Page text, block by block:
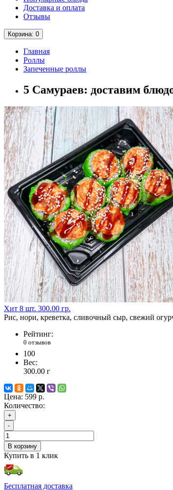
Доставка и оплата
Отзывы
Корзина: 0
Главная
Роллы
Запеченные роллы
5 Самураев: доставим
Хит 8 шт. 300.00 гр.
Рис, нори, креветка, сливочный сыр, свежий
Рейтинг:
0 отзывов
100
Вес:
300.00 г
Цена: 599 р.
Количество:
+
-
В корзину
Купить в 1 клик
Бесплатная доставка